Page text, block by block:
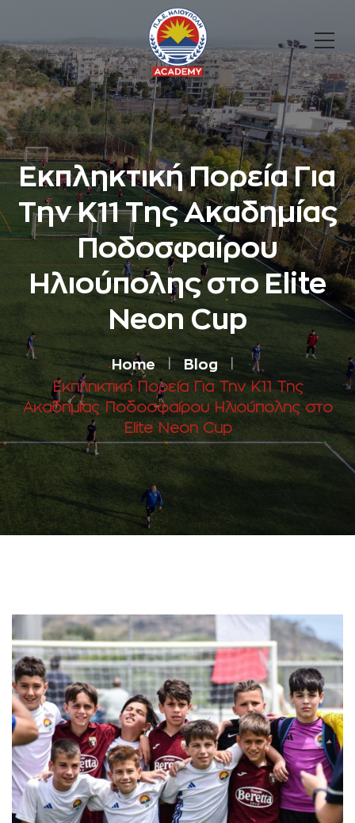
Εκπληκτική Πορεία Για
Την Κ11 Της Ακαδημίας
Ποδοσφαίρου
Ηλιούπολης στο Elite
Neon Cup
Home Blog
Εκπληκτική Πορεία Για Την Κ11 Της
Ακαδημίας Ποδοσφαίρου Ηλιούπολης στο
Elite Neon Cup